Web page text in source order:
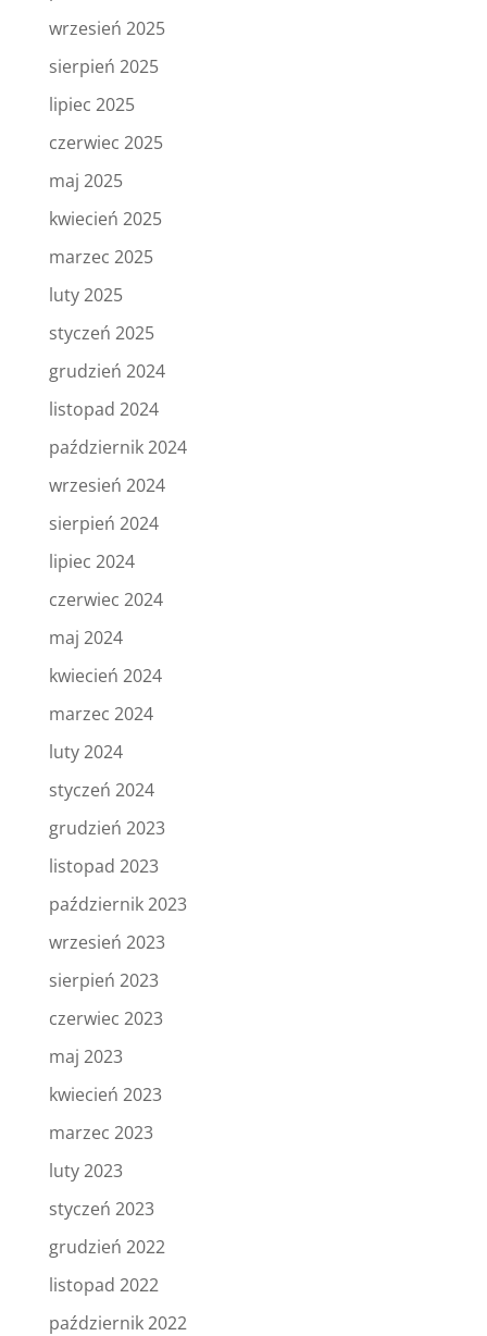
wrzesień 2025
sierpień 2025
lipiec 2025
czerwiec 2025
maj 2025
kwiecień 2025
marzec 2025
luty 2025
styczeń 2025
grudzień 2024
listopad 2024
październik 2024
wrzesień 2024
sierpień 2024
lipiec 2024
czerwiec 2024
maj 2024
kwiecień 2024
marzec 2024
luty 2024
styczeń 2024
grudzień 2023
listopad 2023
październik 2023
wrzesień 2023
sierpień 2023
czerwiec 2023
maj 2023
kwiecień 2023
marzec 2023
luty 2023
styczeń 2023
grudzień 2022
listopad 2022
październik 2022